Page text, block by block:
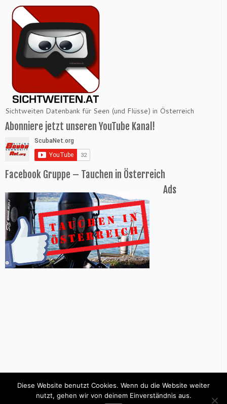
Sichtweiten Datenbank für Seen (und Flüsse) in Österreich
Abonniere jetzt unseren YouTube Kanal!
Facebook Gruppe – Tauchen in Österreich
Ads
Diese Website benutzt Cookies. Wenn du die Website weiter
nutzt, gehen wir von deinem Einverständnis aus.